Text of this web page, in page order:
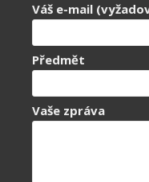
Váš e-mail
Předmět
Vaše zpráva